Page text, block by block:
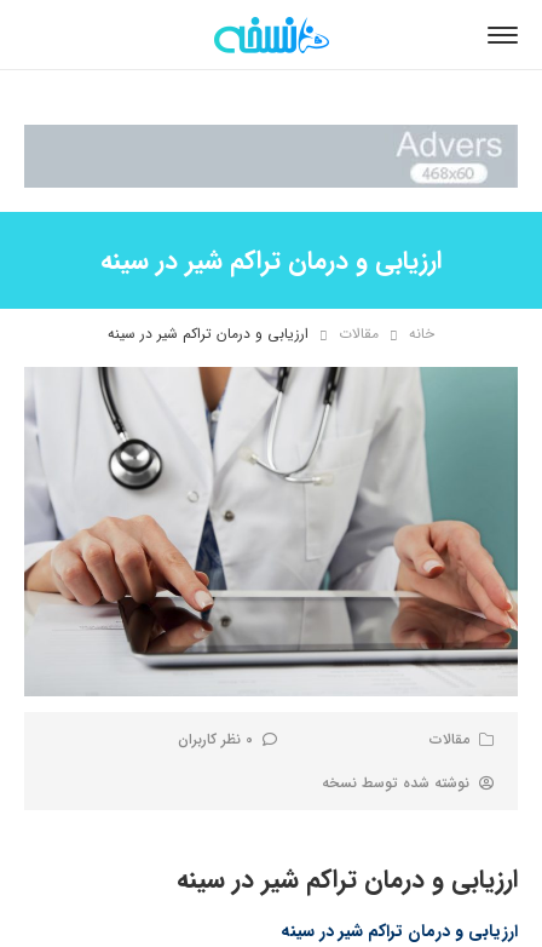
ارزیابی و درمان تراکم شیر در سینه
خانه مقالات ارزیابی و درمان تراکم شیر در سینه
مقالات
0 نظر کاربران
نوشته شده توسط نسخه
ارزیابی و درمان تراکم شیر در سینه
ارزیابی و درمان تراکم شیر در سینه